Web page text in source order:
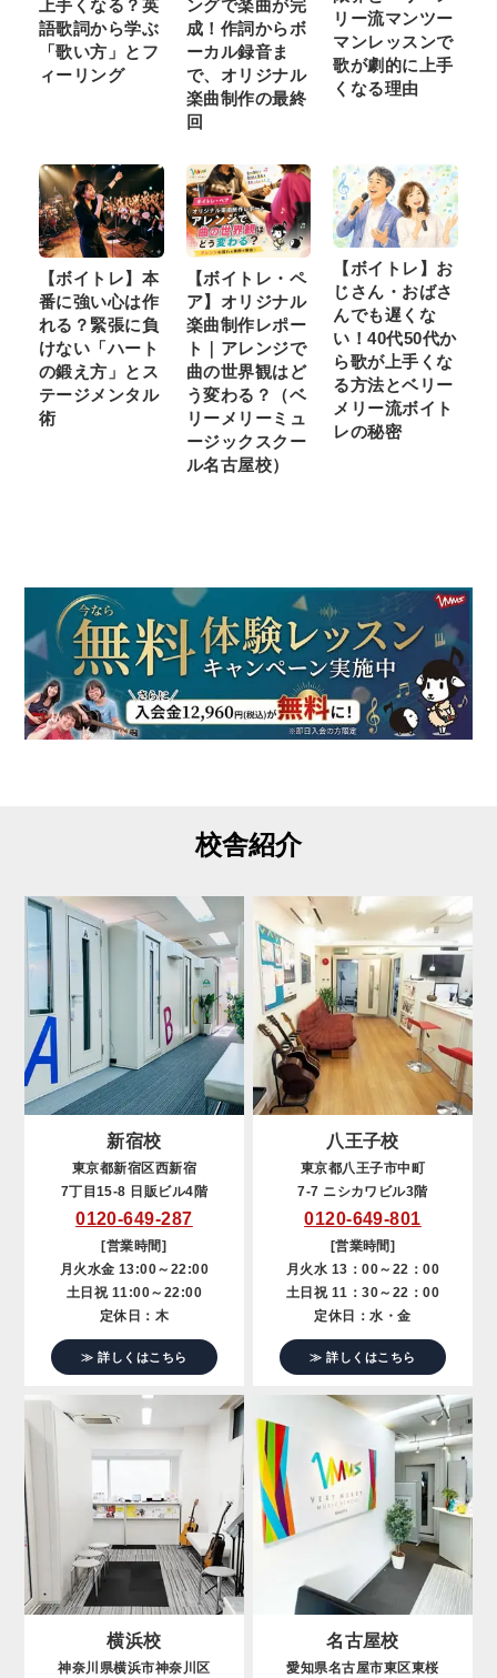
上手くなる？英
語歌詞から学ぶ
「歌い方」とフ
ィーリング
ングで楽曲が完
成！作詞からボ
ーカル録音ま
で、オリジナル
楽曲制作の最終
回
リー流マンツー
マンレッスンで
歌が劇的に上手
くなる理由
【ボイトレ】本
番に強い心は作
れる？緊張に負
けない「ハート
の鍛え方」とス
テージメンタル
術
【ボイトレ・ペ
ア】オリジナル
楽曲制作レポー
ト｜アレンジで
曲の世界観はど
う変わる？（ベ
リーメリーミュ
ージックスクー
ル名古屋校）
【ボイトレ】お
じさん・おばさ
んでも遅くな
い！40代50代か
ら歌が上手くな
る方法とベリー
メリー流ボイト
レの秘密
校舎紹介
新宿校
東京都新宿区西新宿
7丁目15-8 日販ビル4階
0120-649-287
[営業時間]
月火水金 13:00～22:00
土日祝 11:00～22:00
定休日：木
≫ 詳しくはこちら
八王子校
東京都八王子市中町
7-7 ニシカワビル3階
0120-649-801
[営業時間]
月火水 13：00～22：00
土日祝 11：30～22：00
定休日：水・金
≫ 詳しくはこちら
横浜校
神奈川県横浜市神奈川区
名古屋校
愛知県名古屋市東区東桜